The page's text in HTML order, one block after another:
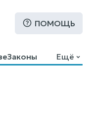
ПОМОЩЬ
Законы
Ещё